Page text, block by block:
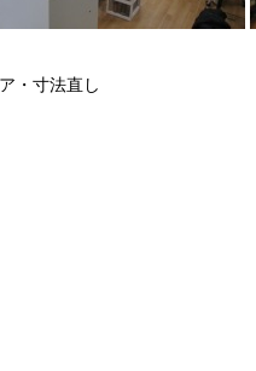
・寸法直し